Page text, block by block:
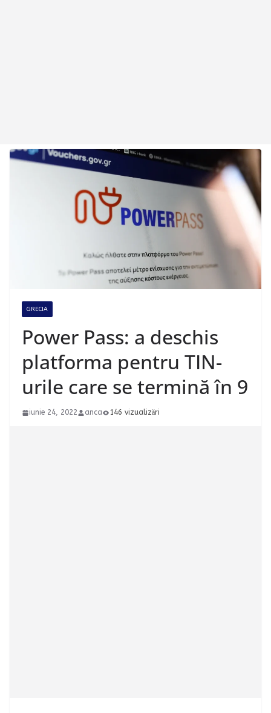
GRECIA
Power Pass: a deschis
platforma pentru TIN-
urile care se termină în 9
iunie 24, 2022 anca 146 vizualizări